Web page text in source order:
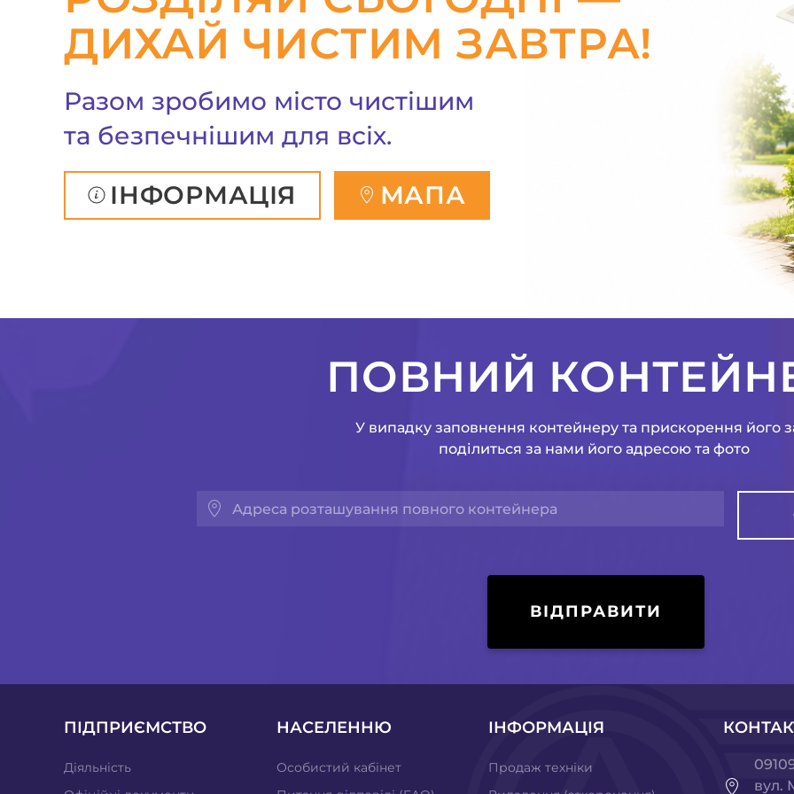
ДИХАЙ ЧИСТИМ ЗАВТРА!
Разом зробимо місто чистішим
та безпечнішим для всіх.
ІНФОРМАЦІЯ
МАПА
ПОВНИЙ
У випадку заповнення контейнеру та прискорення його
поділиться за нами його адресою та фото
ВІДПРАВИТИ
ПІДПРИЄМСТВО
Діяльність
НАСЕЛЕННЮ
Особистий кабінет
ІНФОРМАЦІЯ
Продаж техніки
вул.